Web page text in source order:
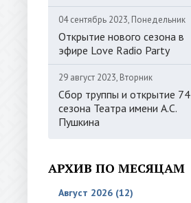
04 сентябрь 2023, Понедельник
Открытие нового сезона в
эфире Love Radio Party
29 август 2023, Вторник
Сбор труппы и открытие 74
сезона Театра имени А.С.
Пушкина
АРХИВ ПО МЕСЯЦАМ
Август 2026 (12)